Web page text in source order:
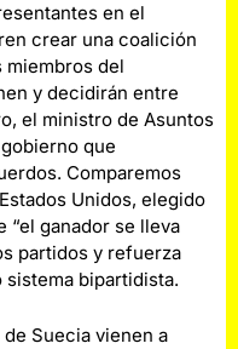
en el
crear una coalición
miembros del
y decidirán entre
el ministro de Asuntos
que
Comparemos
Unidos, elegido
“el ganador se lleva
partidos y refuerza
bipartidista.
Suecia vienen a